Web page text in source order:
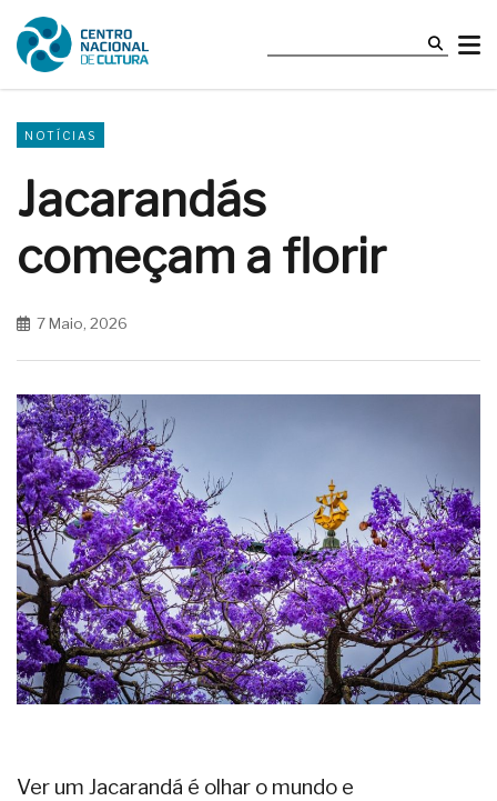
NOTÍCIAS
Jacarandás
começam a florir
7 Maio, 2026
Ver um Jacarandá é olhar o mundo e